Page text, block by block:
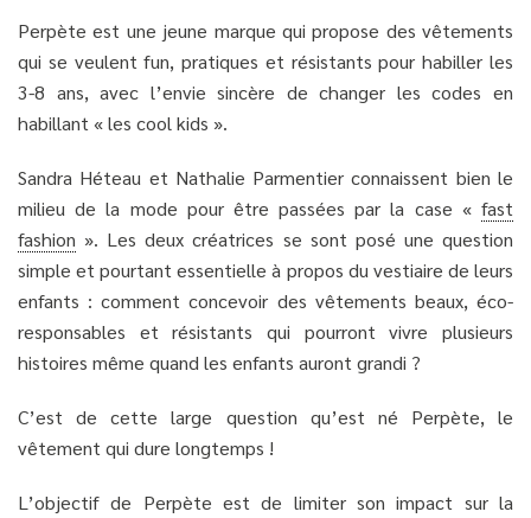
Perpète est une jeune marque qui propose des vêtements
qui se veulent fun, pratiques et résistants pour habiller les
3-8 ans, avec l’envie sincère de changer les codes en
habillant « les cool kids ».
Sandra Héteau et Nathalie Parmentier connaissent bien le
milieu de la mode pour être passées par la case « fast
fashion ». Les deux créatrices se sont posé une question
simple et pourtant essentielle à propos du vestiaire de leurs
enfants : comment concevoir des vêtements beaux, éco-
responsables et résistants qui pourront vivre plusieurs
histoires même quand les enfants auront grandi ?
C’est de cette large question qu’est né Perpète, le
vêtement qui dure longtemps !
L’objectif de Perpète est de limiter son impact sur la